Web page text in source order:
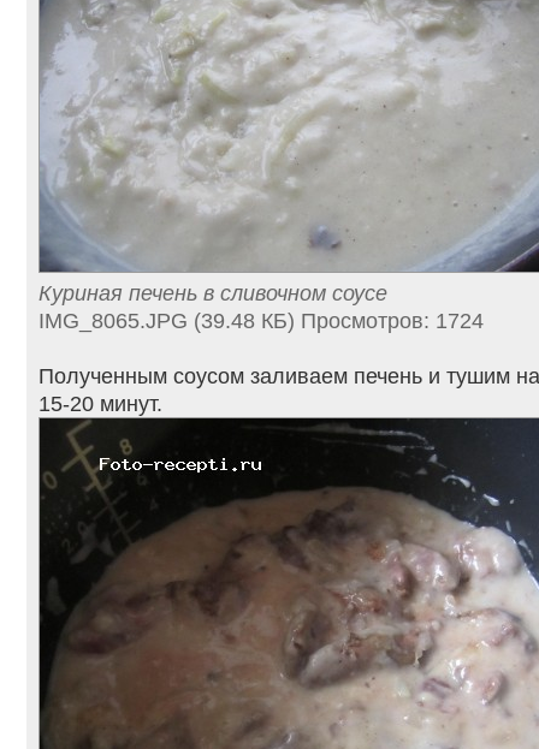
Куриная печень в сливочном соусе
IMG_8065.JPG (39.48 КБ) Просмотров: 1724
Полученным соусом заливаем печень и тушим
15-20 минут.